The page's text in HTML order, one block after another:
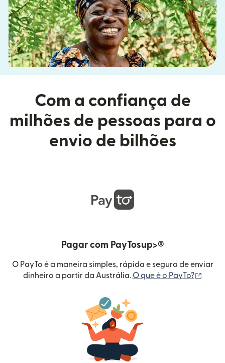
Com a confiança de
milhões de pessoas para o
envio de bilhões
Pagar com PayTosup>®
O PayTo é a maneira simples, rápida e segura de enviar
dinheiro a partir da Austrália. O que é o PayTo?